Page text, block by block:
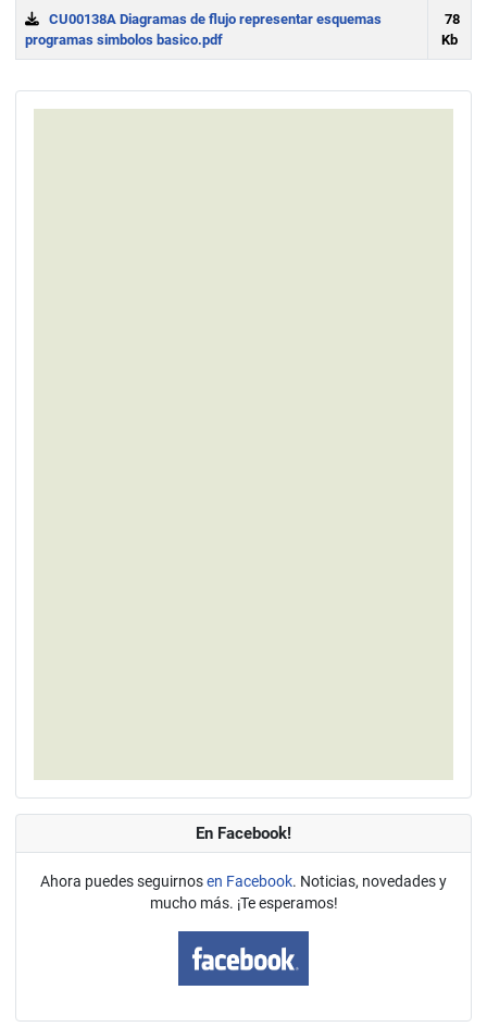
CU00138A Diagramas de flujo representar esquemas
programas simbolos basico.pdf
78
Kb
En Facebook!
Ahora puedes seguirnosen Facebook. Noticias, novedades y
mucho más. ¡Te esperamos!